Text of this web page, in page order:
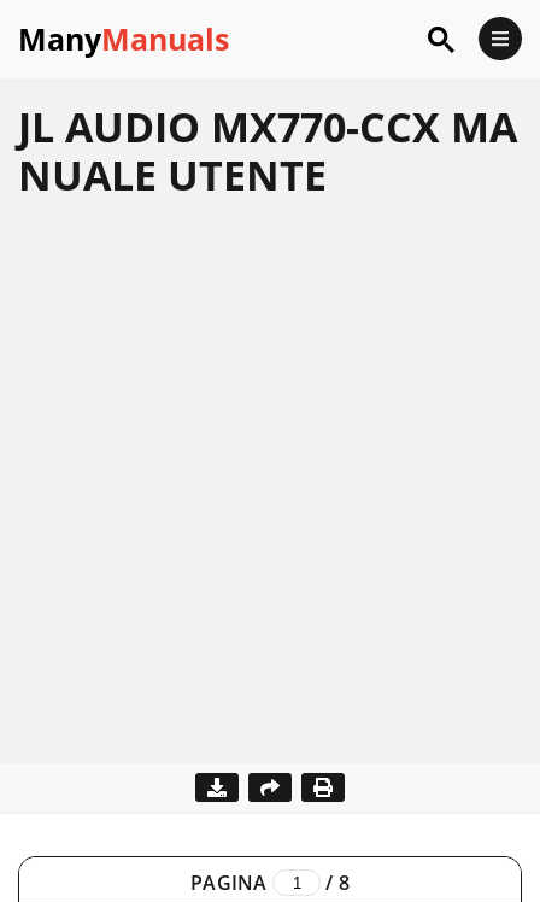
ManyManuals
JL AUDIO MX770-CCX MA
NUALE UTENTE
PAGINA / 8